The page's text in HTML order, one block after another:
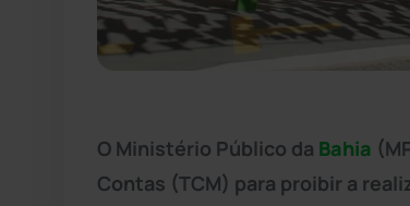
O Ministério Público da Bahia
Contas (TCM) para proibir a